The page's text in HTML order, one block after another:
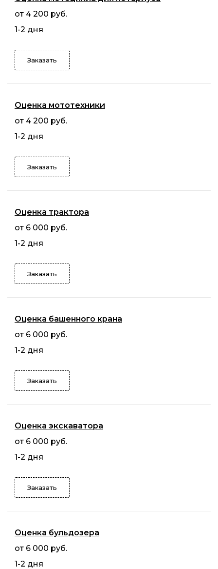
от 4 200 руб.
1-2 дня
Заказать
Оценка мототехники
от 4 200 руб.
1-2 дня
Заказать
Оценка трактора
от 6 000 руб.
1-2 дня
Заказать
Оценка башенного крана
от 6 000 руб.
1-2 дня
Заказать
Оценка экскаватора
от 6 000 руб.
1-2 дня
Заказать
Оценка бульдозера
от 6 000 руб.
1-2 дня